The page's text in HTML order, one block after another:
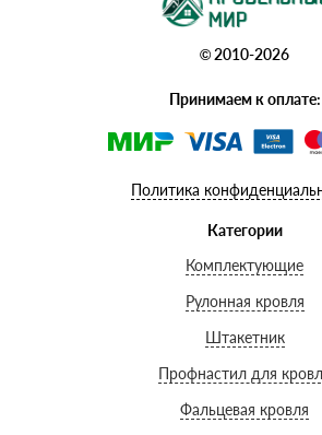
© 2010-2026
Принимаем к оплате:
Политика
Категории
Комплектующие
Рулонная кровля
Штакетник
Профнастил для
Фальцевая кровля